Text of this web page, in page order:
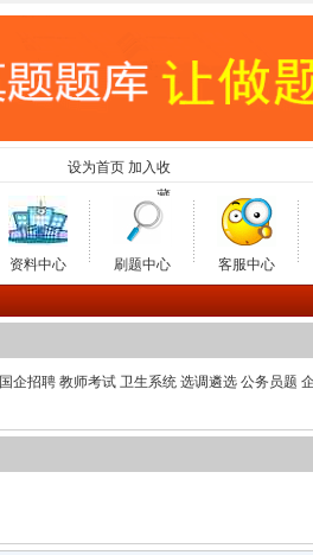
设为首页 加入收
藏
资料中心 刷题中心 客服中心
国企招聘 教师考试 卫生系统 选调遴选 公务员题